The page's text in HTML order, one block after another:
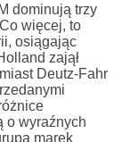
dominują trzy
więcej, to
osiągając
zajął
Deutz-Fahr
o wyraźnych
marek